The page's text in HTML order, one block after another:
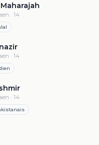
· 14
· 14
· 14